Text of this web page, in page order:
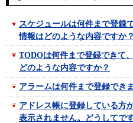
スケジュールは何件まで登録
情報はどのような内容ですか？
TODOは何件まで登録できて
どのような内容ですか？
アラームは何件まで登録でき
アドレス帳に登録している方
表示されません。どうしてで